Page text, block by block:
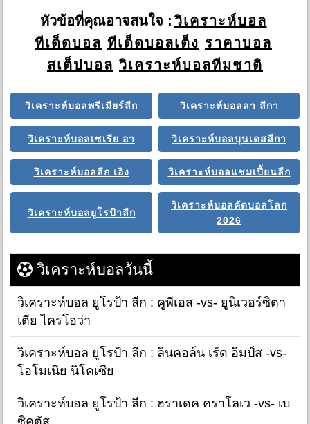
หัวข้อที่คุณอาจสนใจ : วิเคราะห์บอล
ทีเด็ดบอล ทีเด็ดบอลเต็ง ราคาบอล
สเต็ปบอล วิเคราะห์บอลทีมชาติ
วิเคราะห์บอลพรีเมียร์ลีก วิเคราะห์บอลลา ลีกา
วิเคราะห์บอลเซเรีย อา วิเคราะห์บอลบุนเดสลีกา
วิเคราะห์บอลลีก เอิง วิเคราะห์บอลแชมเปี้ยนลีก
วิเคราะห์บอลยูโรป้าลีก
วิเคราะห์บอลคัดบอลโลก
2026
วิเคราะห์บอลวันนี้
วิเคราะห์บอล ยูโรป้า ลีก : คูพีเอส -vs- ยูนิเวอร์ซิตา
เตีย ไครโอว่า
วิเคราะห์บอล ยูโรป้า ลีก : ลินคอล์น เร้ด อิมป์ส -vs-
โอโมเนีย นิโคเซีย
วิเคราะห์บอล ยูโรป้า ลีก : ฮราเดค คราโลเว -vs- เบ
ซิคตัส